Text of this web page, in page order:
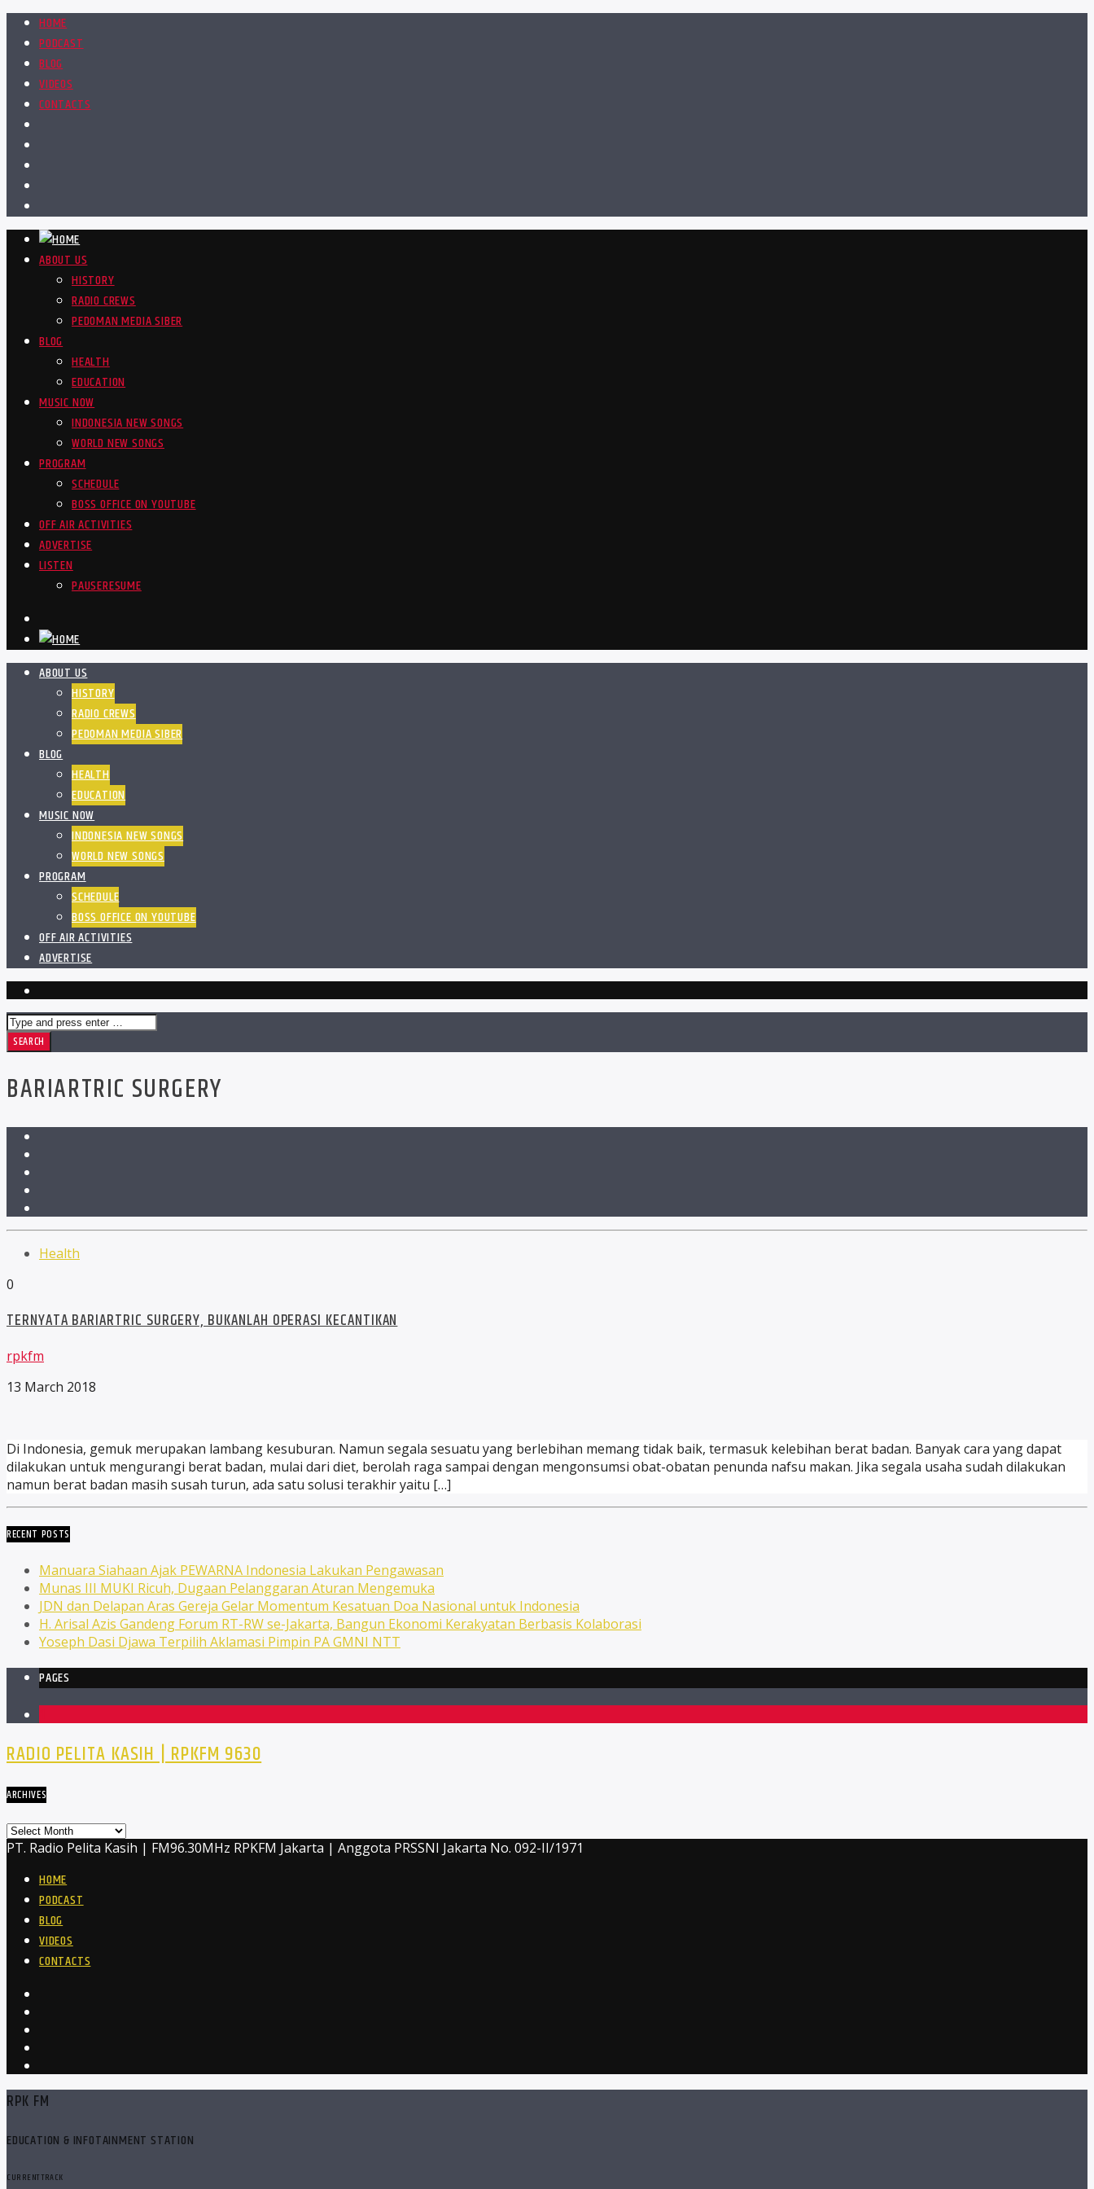
HOME
PODCAST
BLOG
VIDEOS
CONTACTS
ABOUT US
HISTORY
RADIO CREWS
PEDOMAN MEDIA SIBER
BLOG
HEALTH
EDUCATION
MUSIC NOW
INDONESIA NEW SONGS
WORLD NEW SONGS
PROGRAM
SCHEDULE
BOSS OFFICE ON YOUTUBE
OFF AIR ACTIVITIES
ADVERTISE
LISTEN
PAUSERESUME
ABOUT US
HISTORY
RADIO CREWS
PEDOMAN MEDIA SIBER
BLOG
HEALTH
EDUCATION
MUSIC NOW
INDONESIA NEW SONGS
WORLD NEW SONGS
PROGRAM
SCHEDULE
BOSS OFFICE ON YOUTUBE
OFF AIR ACTIVITIES
ADVERTISE
BARIARTRIC SURGERY
Health
0
TERNYATA BARIARTRIC SURGERY, BUKANLAH OPERASI KECANTIKAN
rpkfm
13 March 2018
Di Indonesia, gemuk merupakan lambang kesuburan. Namun segala sesuatu yang berlebihan memang tidak baik, termasuk kelebihan berat badan. Banyak cara yang dapat
dilakukan untuk mengurangi berat badan, mulai dari diet, berolah raga sampai dengan mengonsumsi obat-obatan penunda nafsu makan. Jika segala usaha sudah dilakukan
namun berat badan masih susah turun, ada satu solusi terakhir yaitu […]
RECENT POSTS
Manuara Siahaan Ajak PEWARNA Indonesia Lakukan Pengawasan
Munas III MUKI Ricuh, Dugaan Pelanggaran Aturan Mengemuka
JDN dan Delapan Aras Gereja Gelar Momentum Kesatuan Doa Nasional untuk Indonesia
H. Arisal Azis Gandeng Forum RT-RW se-Jakarta, Bangun Ekonomi Kerakyatan Berbasis Kolaborasi
Yoseph Dasi Djawa Terpilih Aklamasi Pimpin PA GMNI NTT
PAGES
RADIO PELITA KASIH | RPKFM 9630
ARCHIVES
Archives
PT. Radio Pelita Kasih | FM96.30MHz RPKFM Jakarta | Anggota PRSSNI Jakarta No. 092-II/1971
HOME
PODCAST
BLOG
VIDEOS
CONTACTS
RPK FM
EDUCATION & INFOTAINMENT STATION
CURRENT TRACK